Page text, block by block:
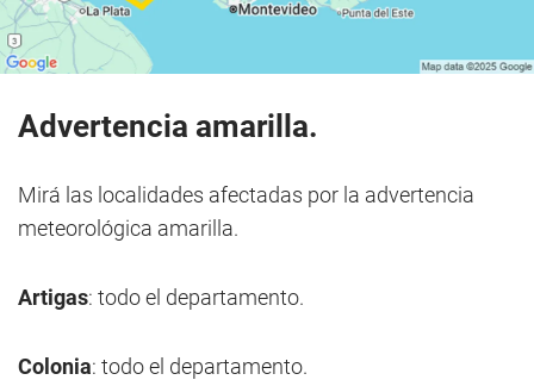
Advertencia amarilla.
Mirá las localidades afectadas por la advertencia
meteorológica amarilla.
Artigas: todo el departamento.
Colonia: todo el departamento.